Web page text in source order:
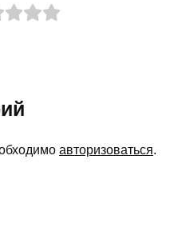
авторизоваться.